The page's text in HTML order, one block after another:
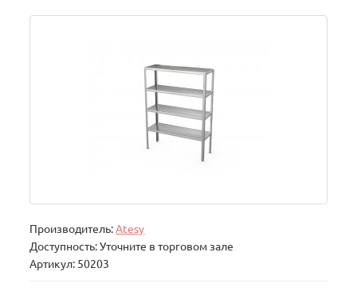
Производитель:Atesy
Доступность: Уточните в торговом зале
Артикул: 50203